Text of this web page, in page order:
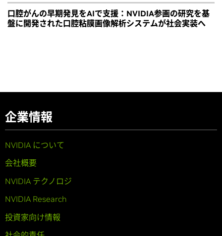
口腔がんの早期発見をAIで支援：NVIDIA参画の研究を基
盤に開発された口腔粘膜画像解析システムが社会実装へ
企業情報
NVIDIA について
会社概要
NVIDIA テクノロジ
NVIDIA Research
投資家向け情報